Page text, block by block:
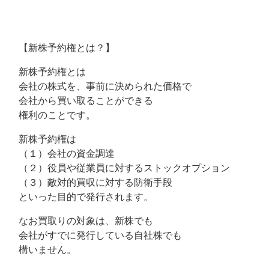
【新株予約権とは？】
新株予約権とは
会社の株式を、事前に決められた価格で
会社から買い取ることができる
権利のことです。
新株予約権は
（１）会社の資金調達
（２）役員や従業員に対するストックオプション
（３）敵対的買収に対する防衛手段
といった目的で発行されます。
なお買取りの対象は、新株でも
会社がすでに発行している自社株でも
構いません。